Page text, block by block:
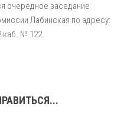
очередное заседание
Лабинская по адресу:
каб. № 122